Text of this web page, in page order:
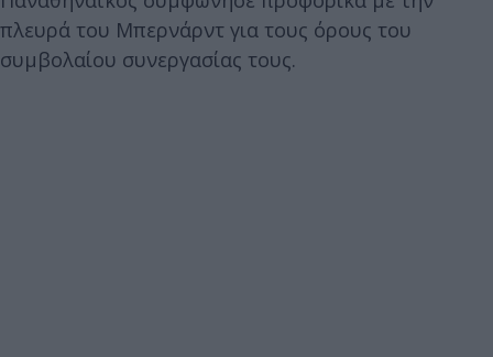
πλευρά του Μπερνάρντ για τους όρους του
συμβολαίου συνεργασίας τους.